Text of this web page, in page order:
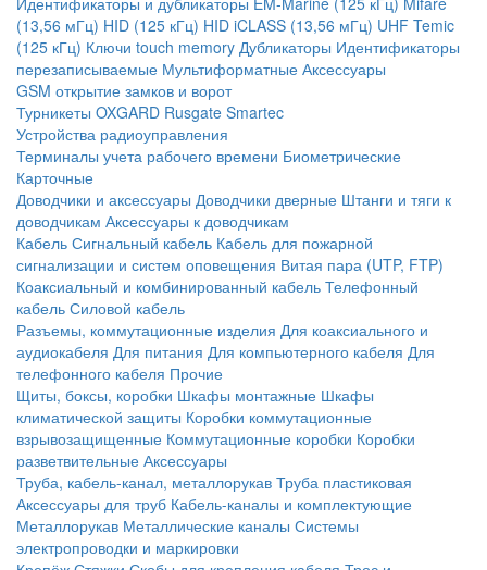
(13,56 мГц) HID (125 кГц) HID iCLASS (13,56 мГц) UHF Temic
(125 кГц) Ключи touch memory Дубликаторы Идентификаторы
перезаписываемые Мультиформатные Аксессуары
GSM открытие замков и ворот
Турникеты OXGARD Rusgate Smartec
Устройства радиоуправления
Терминалы учета рабочего времени Биометрические
Карточные
Доводчики и аксессуары Доводчики дверные Штанги и тяги к
доводчикам Аксессуары к доводчикам
Кабель Сигнальный кабель Кабель для пожарной
сигнализации и систем оповещения Витая пара (UTP, FTP)
Коаксиальный и комбинированный кабель Телефонный
кабель Силовой кабель
Разъемы, коммутационные изделия Для коаксиального и
аудиокабеля Для питания Для компьютерного кабеля Для
телефонного кабеля Прочие
Щиты, боксы, коробки Шкафы монтажные Шкафы
климатической защиты Коробки коммутационные
взрывозащищенные Коммутационные коробки Коробки
разветвительные Аксессуары
Труба, кабель-канал, металлорукав Труба пластиковая
Аксессуары для труб Кабель-каналы и комплектующие
Металлорукав Металлические каналы Системы
электропроводки и маркировки